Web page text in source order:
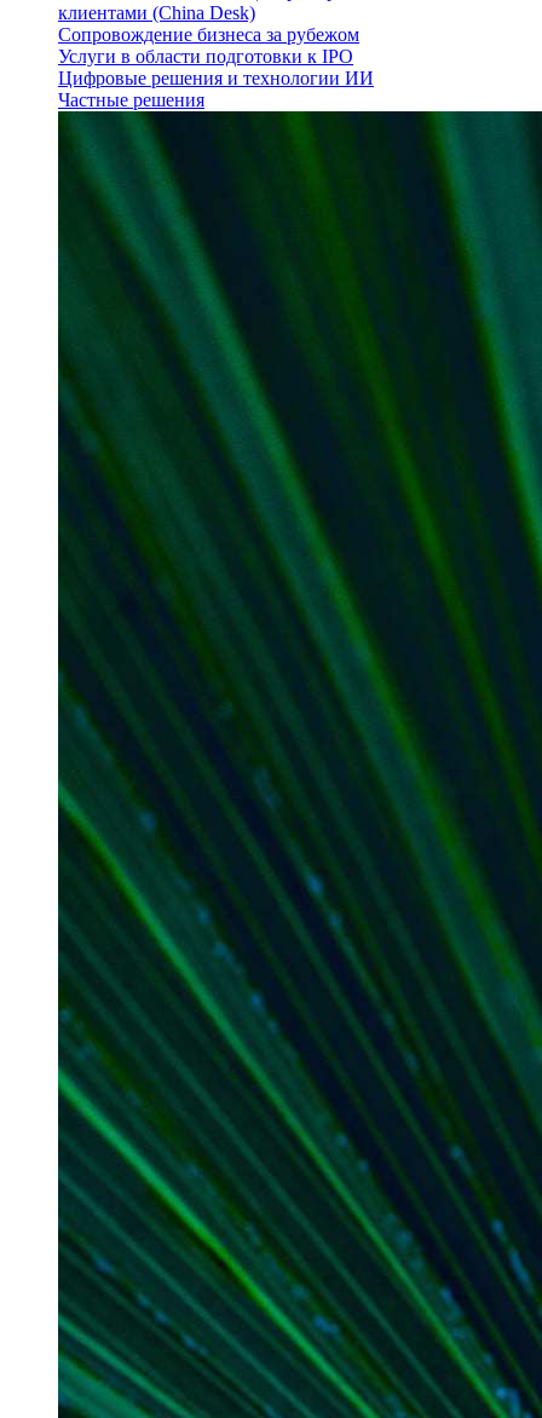
клиентами (China Desk)
Сопровождение бизнеса за рубежом
Услуги в области подготовки к IPO
Цифровые решения и технологии ИИ
Частные решения